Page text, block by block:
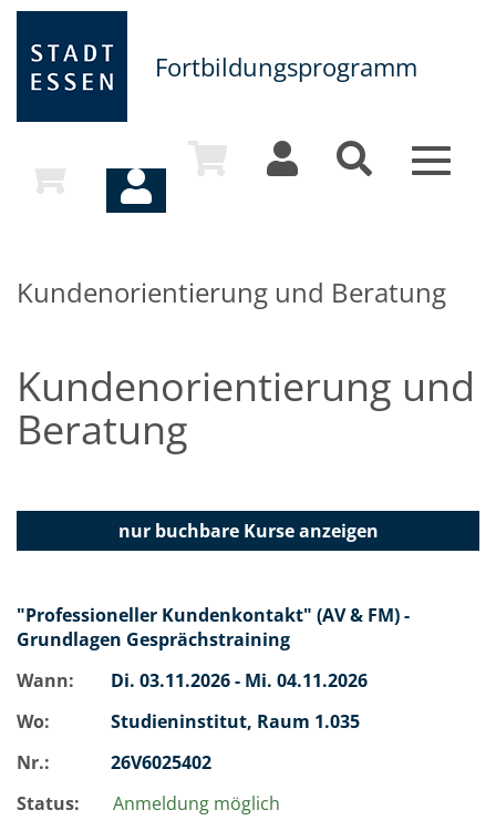
Fortbildungsprogramm
Toggle
Kundenorientierung und Beratung
Kundenorientierung und
Beratung
nur buchbareKurse anzeigen
"Professioneller Kundenkontakt" (AV & FM) -
Grundlagen Gesprächstraining
Wann:
Di. 03.11.2026 - Mi. 04.11.2026
Wo:
Studieninstitut, Raum 1.035
Nr.:
26V6025402
Status:
Anmeldung möglich